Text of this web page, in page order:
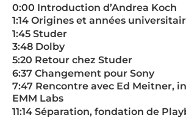
0:00 Introduction d’Andrea Koch
1:14 Origines et années
1:45 Studer
3:48 Dolby
5:20 Retour chez Studer
6:37 Changement pour Sony
7:47 Rencontre avec Ed Meitner,
EMM Labs
11:14 Séparation, fondation de